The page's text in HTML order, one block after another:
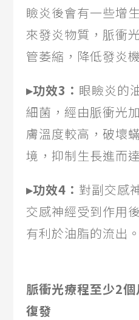
瞼炎後會有一些增
來發炎物質，脈衝
管萎縮，降低發炎
▸功效3： 眼瞼炎的
細菌，經由脈衝光
膚溫度較高，破壞
境，抑制生長進而
▸功效4： 對副交感
交感神經受到作用
有利於油脂的流出。
脈衝光療程至少2
復發